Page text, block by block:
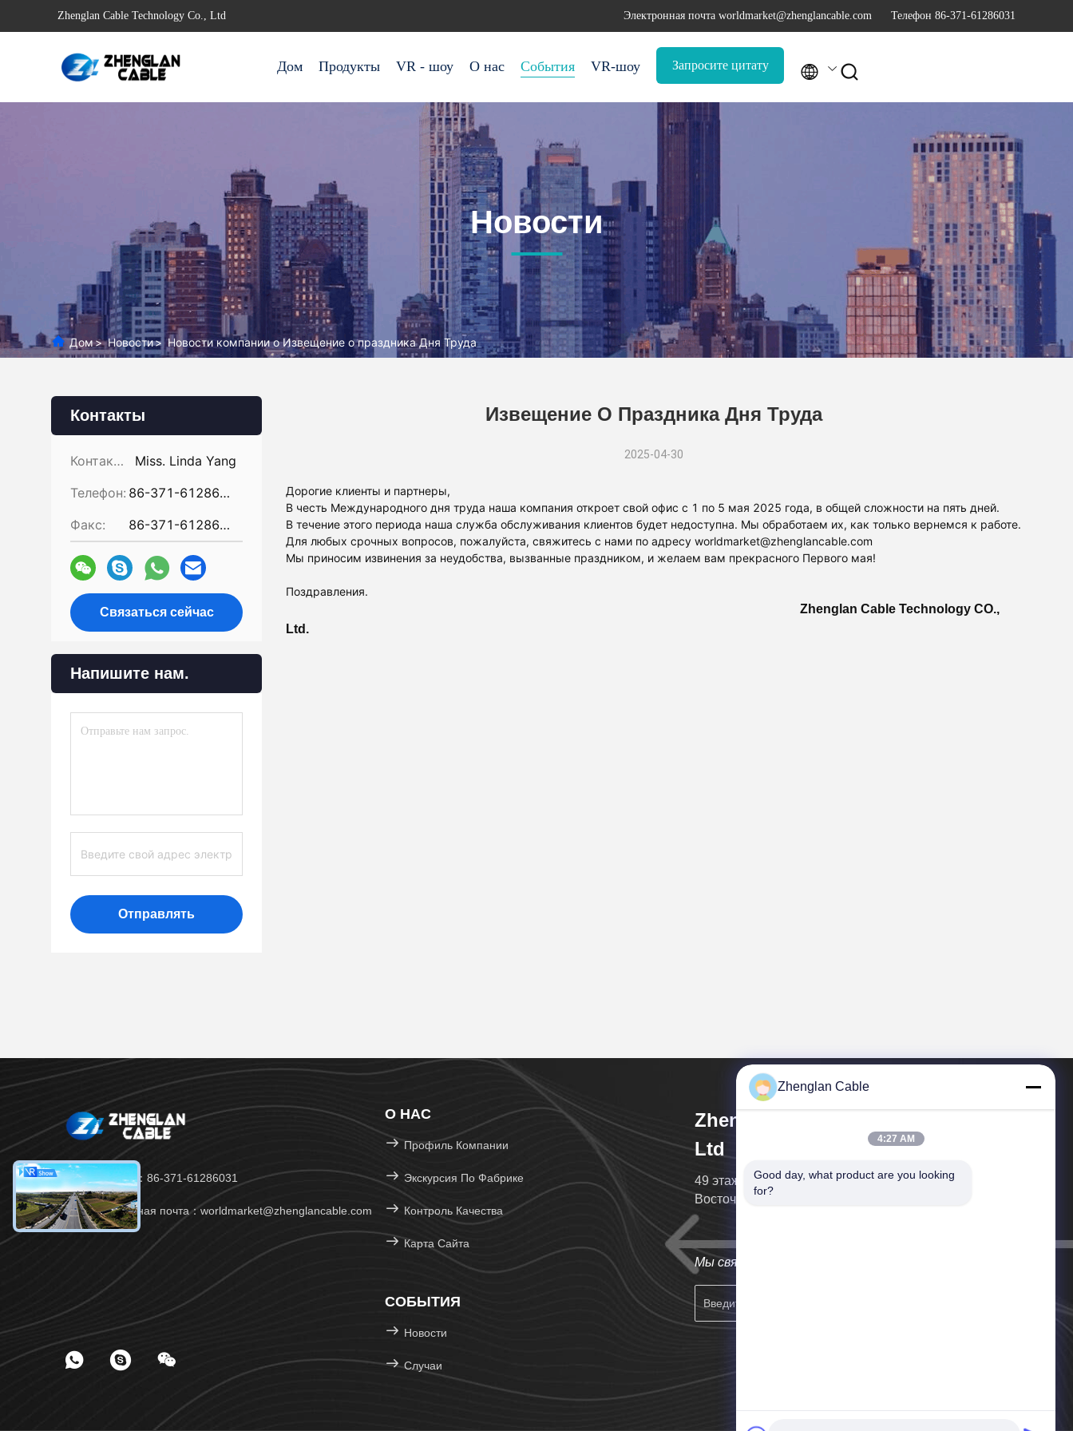
Zhenglan Cable Technology Co., Ltd Электронная почта worldmarket@zhenglancable.com Телефон 86-371-61286031
Дом Продукты VR - шоу О нас События VR-шоу Запросите цитату  
Новости
Дом> Новости> Новости компании о Извещение о праздника Дня Труда
Контакты
Контакты:
Miss. Linda Yang
Телефон:
86-371-61286031
Факс:
86-371-61286032
Связаться сейчас
Напишите нам.
Отправлять
Извещение О Праздника Дня Труда
2025-04-30
Дорогие клиенты и партнеры,
В честь Международного дня труда наша компания откроет свой офис с 1 по 5 мая 2025 года, в общей сложности на пять дней.
В течение этого периода наша служба обслуживания клиентов будет недоступна. Мы обработаем их, как только вернемся к работе.
Для любых срочных вопросов, пожалуйста, свяжитесь с нами по адресу worldmarket@zhenglancable.com
Мы приносим извинения за неудобства, вызванные праздником, и желаем вам прекрасного Первого мая!
Поздравления.
Zhenglan Cable Technology CO.,
Ltd.
Телефон：86-371-61286031
Электронная почта：worldmarket@zhenglancable.com
О НАС
Профиль Компании
Экскурсия По Фабрике
Контроль Качества
Карта Сайта
СОБЫТИЯ
Новости
Случаи
Zhenglan Cable Technology Co.,
Ltd
49 этаж, Южная башня Гренландского центра,
Восточный район Чжэнчжоу, Чжэнчжоу, Китай
Мы свяжемся с вами как можно скорее.
Zhenglan Cable
4:27 AM
Good day, what product are you looking
for?